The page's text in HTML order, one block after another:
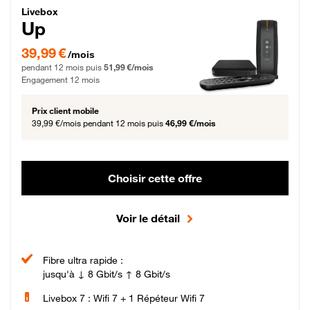
Livebox Up Fibre
Livebox
Up
39,99 € par mois pendant 12 mois puis 51,99 € par mois, Engagement 12 mois
39,99 €/mois
pendant 12 mois puis 51,99 €/mois
Engagement 12 mois
Prix client mobile
39,99 €/mois pendant 12 mois puis 46,99 €/mois
Choisir cette offre
Voir le détail
Fibre ultra rapide :
jusqu'à ↓ 8 Gbit/s ↑ 8 Gbit/s
Livebox 7 : Wifi 7 + 1 Répéteur Wifi 7